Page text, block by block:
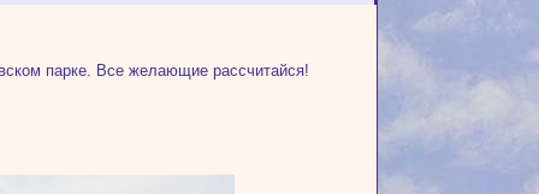
парке. Все желающие рассчитайся!